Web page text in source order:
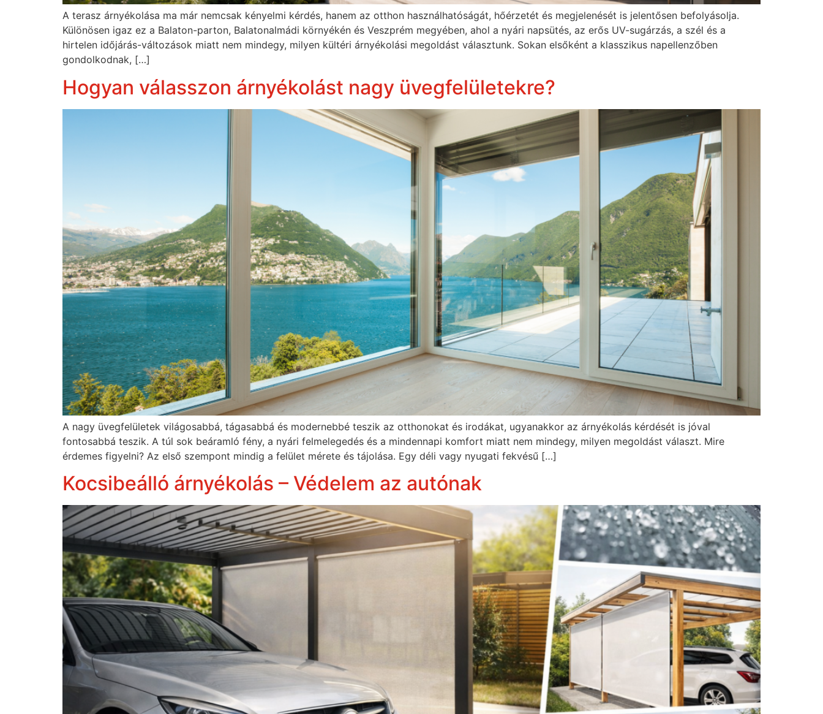
A terasz árnyékolása ma már nemcsak kényelmi kérdés, hanem az otthon használhatóságát, hőérzetét és megjelenését is jelentősen befolyásolja.
Különösen igaz ez a Balaton-parton, Balatonalmádi környékén és Veszprém megyében, ahol a nyári napsütés, az erős UV-sugárzás, a szél és a
hirtelen időjárás-változások miatt nem mindegy, milyen kültéri árnyékolási megoldást választunk. Sokan elsőként a klasszikus napellenzőben
gondolkodnak, […]
Hogyan válasszon árnyékolást nagy üvegfelületekre?
A nagy üvegfelületek világosabbá, tágasabbá és modernebbé teszik az otthonokat és irodákat, ugyanakkor az árnyékolás kérdését is jóval
fontosabbá teszik. A túl sok beáramló fény, a nyári felmelegedés és a mindennapi komfort miatt nem mindegy, milyen megoldást választ. Mire
érdemes figyelni? Az első szempont mindig a felület mérete és tájolása. Egy déli vagy nyugati fekvésű […]
Kocsibeálló árnyékolás – Védelem az autónak